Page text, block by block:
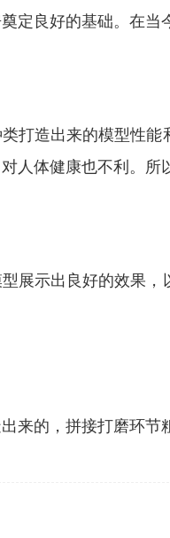
定良好的基础。在
造出来的模型性能
人体健康也不利。所
示出良好的效果，
的，拼接打磨环节